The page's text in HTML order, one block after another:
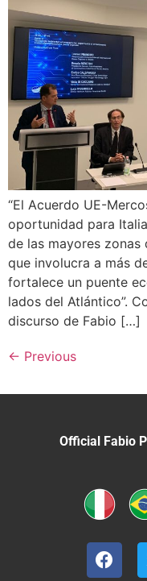
“El Acuerdo UE-
oportunidad para
de las mayores
que involucra a más
fortalece un puente
lados del Atlántico”.
discurso de Fabio […]
← Previous
Official Fabio